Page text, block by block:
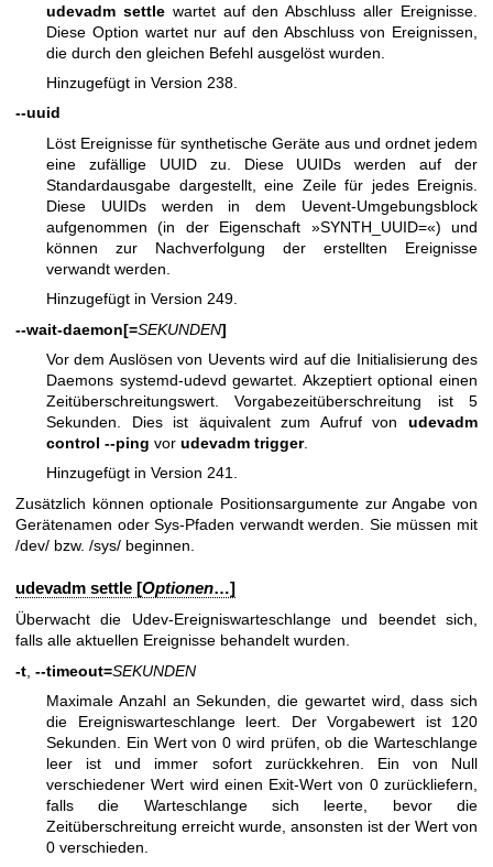
udevadm settlewartet auf den Abschluss aller Ereignisse.
Diese Option wartet nur auf den Abschluss von Ereignissen,
die durch den gleichen Befehl ausgelöst wurden.
Hinzugefügt in Version 238.
--uuid
Löst Ereignisse für synthetische Geräte aus und ordnet jedem
eine zufällige UUID zu. Diese UUIDs werden auf der
Standardausgabe dargestellt, eine Zeile für jedes Ereignis.
Diese UUIDs werden in dem Uevent-Umgebungsblock
aufgenommen (in der Eigenschaft »SYNTH_UUID=«) und
können zur Nachverfolgung der erstellten Ereignisse
verwandt werden.
Hinzugefügt in Version 249.
--wait-daemon[=SEKUNDEN]
Vor dem Auslösen von Uevents wird auf die Initialisierung des
Daemons systemd-udevd gewartet. Akzeptiert optional einen
Zeitüberschreitungswert. Vorgabezeitüberschreitung ist 5
Sekunden. Dies ist äquivalent zum Aufruf von udevadm
control --ping vor udevadm trigger.
Hinzugefügt in Version 241.
Zusätzlich können optionale Positionsargumente zur Angabe von
Gerätenamen oder Sys-Pfaden verwandt werden. Sie müssen mit
/dev/ bzw. /sys/ beginnen.
udevadm settle [Optionen…]
Überwacht die Udev-Ereigniswarteschlange und beendet sich,
falls alle aktuellen Ereignisse behandelt wurden.
-t --timeout=SEKUNDEN
Maximale Anzahl an Sekunden, die gewartet wird, dass sich
die Ereigniswarteschlange leert. Der Vorgabewert ist 120
Sekunden. Ein Wert von 0 wird prüfen, ob die Warteschlange
leer ist und immer sofort zurückkehren. Ein von Null
verschiedener Wert wird einen Exit-Wert von 0 zurückliefern,
falls die Warteschlange sich leerte, bevor die
Zeitüberschreitung erreicht wurde, ansonsten ist der Wert von
0 verschieden.